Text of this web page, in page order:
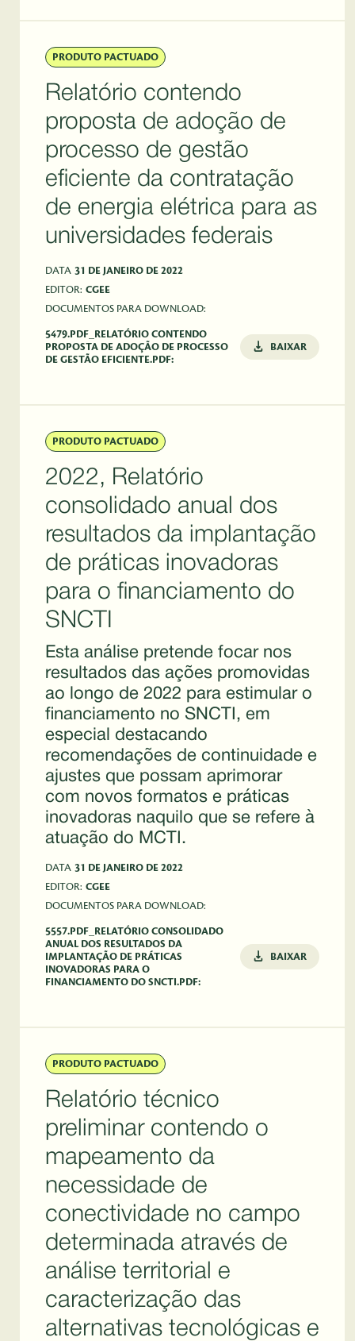
PRODUTO PACTUADO
Relatório contendo
proposta de adoção de
processo de gestão
eficiente da contratação
de energia elétrica para as
universidades federais
DATA 31 DE JANEIRO DE 2022
EDITOR: CGEE
DOCUMENTOS PARA DOWNLOAD:
5479.PDF_RELATÓRIO CONTENDO
PROPOSTA DE ADOÇÃO DE PROCESSO
DE GESTÃO EFICIENTE.PDF:
BAIXAR
PRODUTO PACTUADO
2022, Relatório
consolidado anual dos
resultados da implantação
de práticas inovadoras
para o financiamento do
SNCTI
Esta análise pretende focar nos
resultados das ações promovidas
ao longo de 2022 para estimular o
financiamento no SNCTI, em
especial destacando
recomendações de continuidade e
ajustes que possam aprimorar
com novos formatos e práticas
inovadoras naquilo que se refere à
atuação do MCTI.
DATA 31 DE JANEIRO DE 2022
EDITOR: CGEE
DOCUMENTOS PARA DOWNLOAD:
5557.PDF_RELATÓRIO CONSOLIDADO
ANUAL DOS RESULTADOS DA
IMPLANTAÇÃO DE PRÁTICAS
INOVADORAS PARA O
FINANCIAMENTO DO SNCTI.PDF:
BAIXAR
PRODUTO PACTUADO
Relatório técnico
preliminar contendo o
mapeamento da
necessidade de
conectividade no campo
determinada através de
análise territorial e
caracterização das
alternativas tecnológicas e